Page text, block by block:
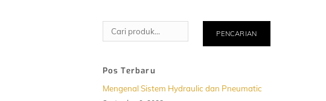
Cari
PENCARIAN
Pos Terbaru
Mengenal Sistem Hydraulic dan Pneumatic